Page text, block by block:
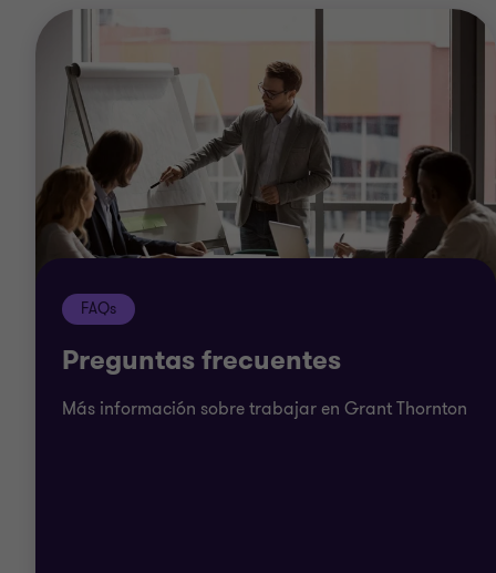
FAQs
Preguntas frecuentes
Más información sobre trabajar en Grant Thornton